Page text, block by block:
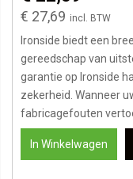
€ 27,69
Ironside biedt een
gereedschap van
garantie op Ironside
zekerheid. Wanneer
fabricagefouten
In Winkelwagen